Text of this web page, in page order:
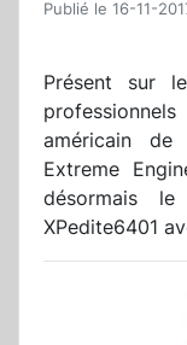
Publié le 16-11-
Présent sur
américain de
Extreme
désormais le
XPedite6401